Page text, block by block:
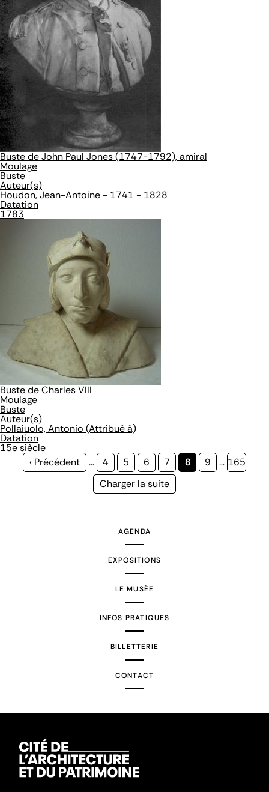
Buste de John Paul Jones (1747-1792), amiral
Moulage
Buste
Auteur(s)
Houdon, Jean-Antoine - 1741 - 1828
Datation
1783
Buste de Charles VIII
Moulage
Buste
Auteur(s)
Pollaiuolo, Antonio (Attribué à)
Datation
15e siècle
Page
‹ Précédent … Page
4 Page
5 Page
6 Page
7
Page
8 Page
9 … Page
165
Page
Charger la suite
AGENDA
EXPOSITIONS
LE MUSÉE
INFOS PRATIQUES
BILLETTERIE
CONTACT